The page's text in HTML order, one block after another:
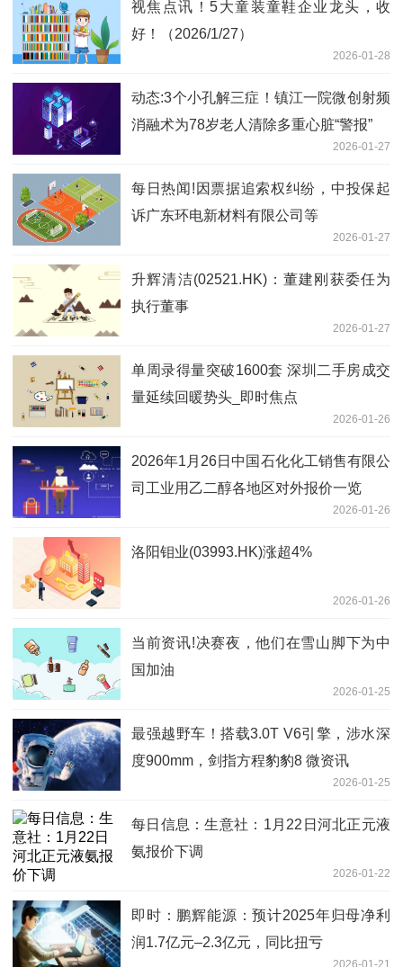
视焦点讯！5大童装童鞋企业龙头，收
好！（2026/1/27）
2026-01-28
动态:3个小孔解三症！镇江一院微创射频
消融术为78岁老人清除多重心脏“警报”
2026-01-27
每日热闻!因票据追索权纠纷，中投保起
诉广东环电新材料有限公司等
2026-01-27
升辉清洁(02521.HK)：董建刚获委任为
执行董事
2026-01-27
单周录得量突破1600套 深圳二手房成交
量延续回暖势头_即时焦点
2026-01-26
2026年1月26日中国石化化工销售有限公
司工业用乙二醇各地区对外报价一览
2026-01-26
洛阳钼业(03993.HK)涨超4%
2026-01-26
当前资讯!决赛夜，他们在雪山脚下为中
国加油
2026-01-25
最强越野车！搭载3.0T V6引擎，涉水深
度900mm，剑指方程豹豹8 微资讯
2026-01-25
每日信息：生意社：1月22日河北正元液
氨报价下调
2026-01-22
即时：鹏辉能源：预计2025年归母净利
润1.7亿元–2.3亿元，同比扭亏
2026-01-21